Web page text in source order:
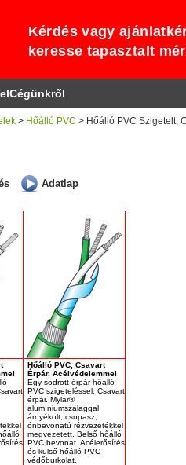
Kérdés vagy
keresse tapasztalt
Cégünkről
> Hőálló PVC > Hőálló PVC Szigetelt,
Adatlap
Hőálló PVC, Csavart
Érpár, Acélvédelemmel
Egy sodrott érpár hőálló
PVC szigeteléssel. Csavart
érpár. Mylar®
alumíniumszalaggal
árnyékolt, csupasz,
ónbevonatú rézvezetékkel
megvezetett. Belső hőálló
PVC bevonat. Acélerősítés
és külső hőálló PVC
védőburkolat.